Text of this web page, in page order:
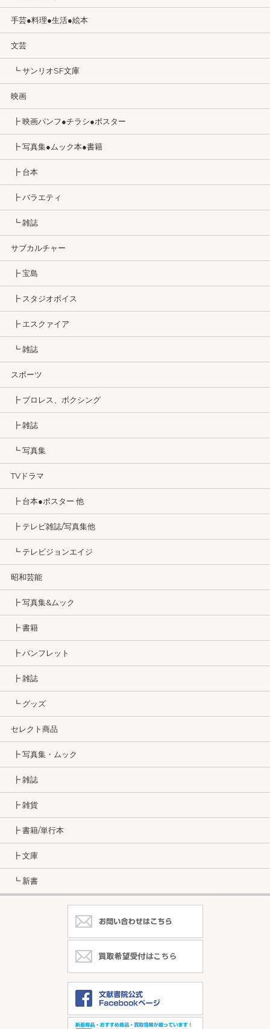
手芸●料理●生活●絵本
文芸
┗ サンリオSF文庫
映画
┣ 映画パンフ●チラシ●ポスター
┣ 写真集●ムック本●書籍
┣ 台本
┣ バラエティ
┗ 雑誌
サブカルチャー
┣ 宝島
┣ スタジオボイス
┣ エスクァイア
┗ 雑誌
スポーツ
┣ プロレス、ボクシング
┣ 雑誌
┗ 写真集
TVドラマ
┣ 台本●ポスター 他
┣ テレビ雑誌/写真集他
┗ テレビジョンエイジ
昭和芸能
┣ 写真集&ムック
┣ 書籍
┣ パンフレット
┣ 雑誌
┗ グッズ
セレクト商品
┣ 写真集・ムック
┣ 雑誌
┣ 雑貨
┣ 書籍/単行本
┣ 文庫
┗ 新書